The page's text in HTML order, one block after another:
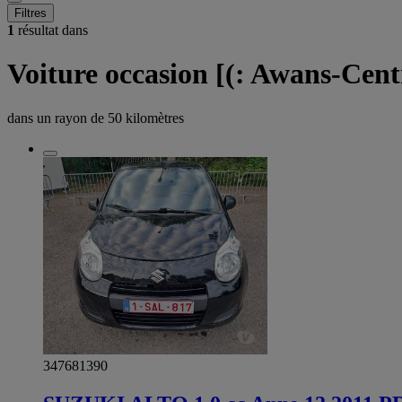
Filtres
1 résultat dans
Voiture occasion [(: Awans-
dans un rayon de 50 kilomètres
347681390